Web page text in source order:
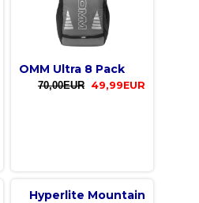
OMM Ultra 8 Pack
70,00EUR 49,99EUR
Hyperlite Mountain